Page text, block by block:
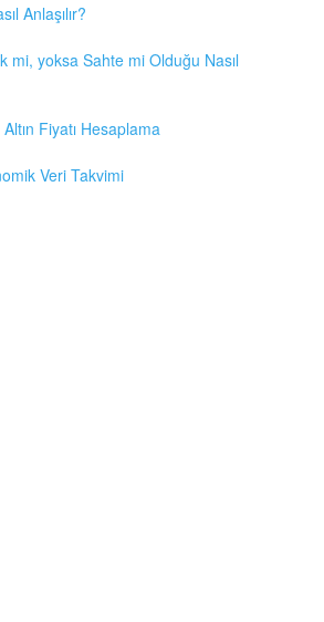
Anlaşılır?
mi, yoksa Sahte mi Olduğu Nasıl
Fiyatı Hesaplama
Veri Takvimi